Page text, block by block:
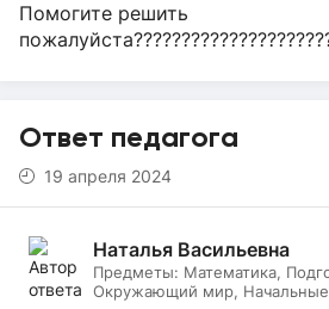
Помогите решить
Ответ педагога
19 апреля 2024
Наталья Васильевна
Предметы: Математика,
Окружающий мир, Начальные